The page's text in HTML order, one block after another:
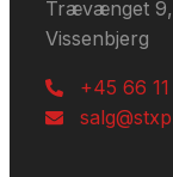
Trævænget
Vissenbjerg
+45 66